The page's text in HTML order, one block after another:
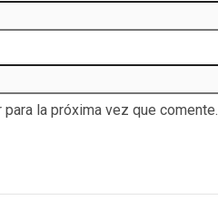
la próxima vez que comente.